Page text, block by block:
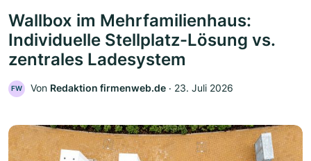
Wallbox im Mehrfamilienhaus:
Individuelle Stellplatz-Lösung vs.
zentrales Ladesystem
FW Von Redaktion firmenweb.de ‧ 23. Juli 2026